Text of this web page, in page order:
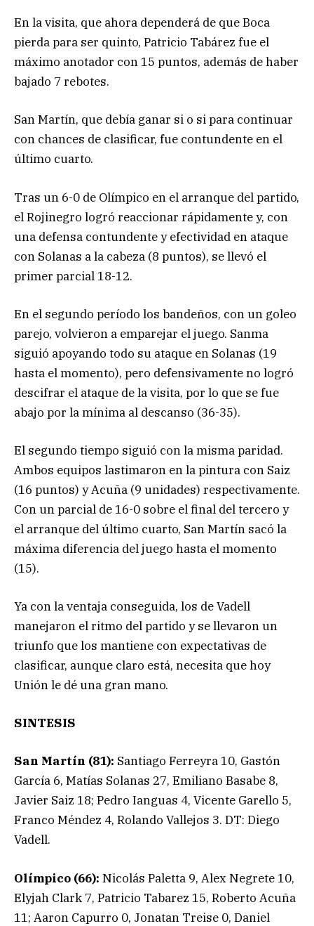
En la visita, que ahora dependerá de que Boca
pierda para ser quinto, Patricio Tabárez fue el
máximo anotador con 15 puntos, además de haber
bajado 7 rebotes.
San Martín, que debía ganar si o si para continuar
con chances de clasificar, fue contundente en el
último cuarto.
Tras un 6-0 de Olímpico en el arranque del partido,
el Rojinegro logró reaccionar rápidamente y, con
una defensa contundente y efectividad en ataque
con Solanas a la cabeza (8 puntos), se llevó el
primer parcial 18-12.
En el segundo período los bandeños, con un goleo
parejo, volvieron a emparejar el juego. Sanma
siguió apoyando todo su ataque en Solanas (19
hasta el momento), pero defensivamente no logró
descifrar el ataque de la visita, por lo que se fue
abajo por la mínima al descanso (36-35).
El segundo tiempo siguió con la misma paridad.
Ambos equipos lastimaron en la pintura con Saiz
(16 puntos) y Acuña (9 unidades) respectivamente.
Con un parcial de 16-0 sobre el final del tercero y
el arranque del último cuarto, San Martín sacó la
máxima diferencia del juego hasta el momento
(15).
Ya con la ventaja conseguida, los de Vadell
manejaron el ritmo del partido y se llevaron un
triunfo que los mantiene con expectativas de
clasificar, aunque claro está, necesita que hoy
Unión le dé una gran mano.
SINTESIS
San Martín (81): Santiago Ferreyra 10, Gastón
García 6, Matías Solanas 27, Emiliano Basabe 8,
Javier Saiz 18; Pedro Ianguas 4, Vicente Garello 5,
Franco Méndez 4, Rolando Vallejos 3. DT: Diego
Vadell.
Olímpico (66): Nicolás Paletta 9, Alex Negrete 10,
Elyjah Clark 7, Patricio Tabarez 15, Roberto Acuña
11; Aaron Capurro 0, Jonatan Treise 0, Daniel